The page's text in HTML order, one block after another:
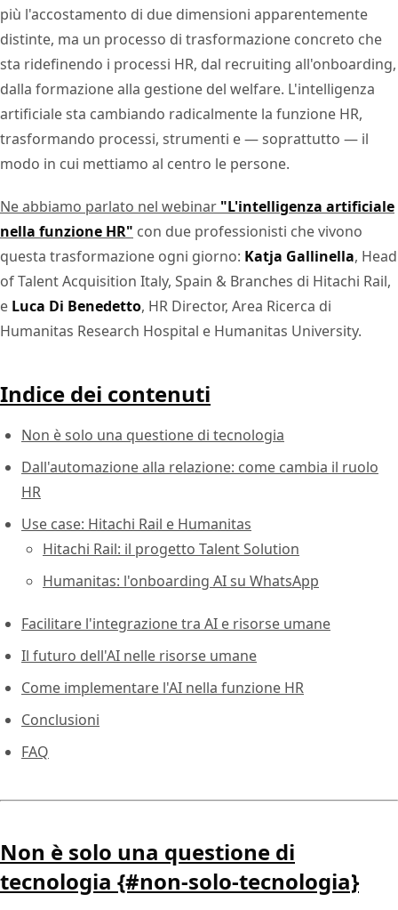
più l'accostamento di due dimensioni apparentemente
distinte, ma un processo di trasformazione concreto che
sta ridefinendo i processi HR, dal recruiting all'onboarding,
dalla formazione alla gestione del welfare. L'intelligenza
artificiale sta cambiando radicalmente la funzione HR,
trasformando processi, strumenti e — soprattutto — il
modo in cui mettiamo al centro le persone.
Ne abbiamo parlato nel webinar "L'intelligenza artificiale
nella funzione HR" con due professionisti che vivono
questa trasformazione ogni giorno: Katja Gallinella, Head
of Talent Acquisition Italy, Spain & Branches di Hitachi Rail,
e Luca Di Benedetto, HR Director, Area Ricerca di
Humanitas Research Hospital e Humanitas University.
Indice dei contenuti
Non è solo una questione di tecnologia
Dall'automazione alla relazione: come cambia il ruolo
HR
Use case: Hitachi Rail e Humanitas
Hitachi Rail: il progetto Talent Solution
Humanitas: l'onboarding AI su WhatsApp
Facilitare l'integrazione tra AI e risorse umane
Il futuro dell'AI nelle risorse umane
Come implementare l'AI nella funzione HR
Conclusioni
FAQ
Non è solo una questione di
tecnologia {#non-solo-tecnologia}